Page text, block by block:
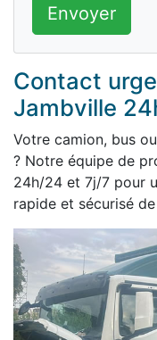
Envoyer
Contact
Jambville
Votre camion, bus
? Notre équipe de
24h/24 et 7j/7 pour
rapide et sécurisé